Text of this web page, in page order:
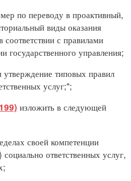
по переводу в проактивный,
виды оказания
соответствии с правилами
государственного управления;
типовых правил
услуг;";
199) изложить в следующей
своей компетенции
ответственных услуг,